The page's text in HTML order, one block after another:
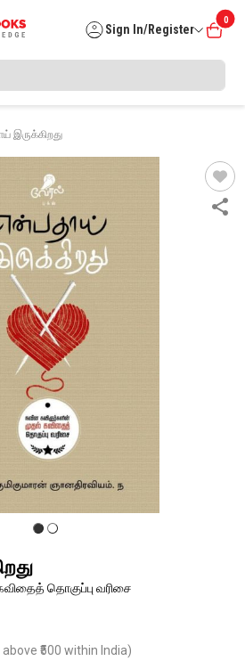
Sign In/Register
0
இருக்கிறது
தொகுப்பு வரிசை
₹500 within India)